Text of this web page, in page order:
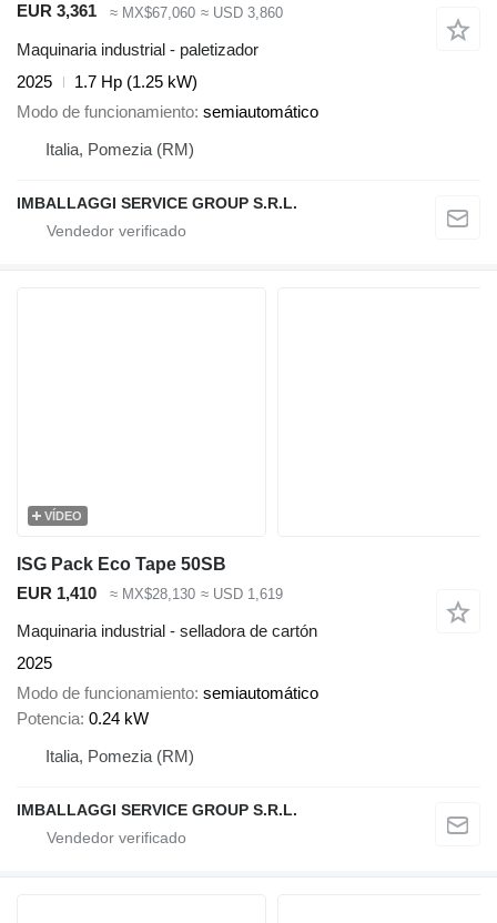
EUR 3,361
≈ MX$67,060 ≈ USD 3,860
Maquinaria industrial - paletizador
2025
1.7 Hp (1.25 kW)
Modo de funcionamiento semiautomático
Italia, Pomezia (RM)
IMBALLAGGI SERVICE GROUP S.R.L.
VÍDEO
ISG Pack Eco Tape 50SB
EUR 1,410
≈ MX$28,130 ≈ USD 1,619
Maquinaria industrial - selladora de cartón
2025
Modo de funcionamiento semiautomático
Potencia 0.24 kW
Italia, Pomezia (RM)
IMBALLAGGI SERVICE GROUP S.R.L.